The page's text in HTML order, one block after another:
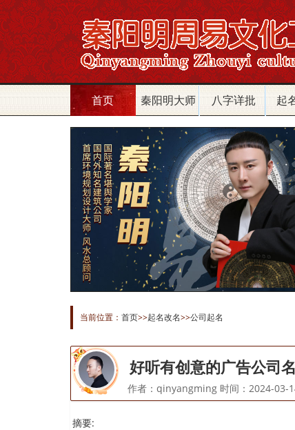
首页 秦阳明大师 八字详批 起
当前位置： 首页>>起名改名>>公司起名
好听有创意的广告公司
作者：qinyangming 时间：2024-03-
摘要: